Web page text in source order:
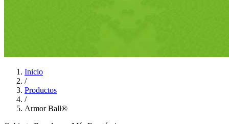
Inicio
/
Productos
/
Armor Ball®